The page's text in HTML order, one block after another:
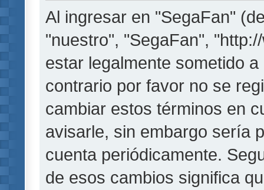
Al ingresar en "SegaFan"
"nuestro", "SegaFan",
estar legalmente sometido
contrario por favor no se
cambiar estos términos en
avisarle, sin embargo sería
cuenta periódicamente.
de esos cambios significa